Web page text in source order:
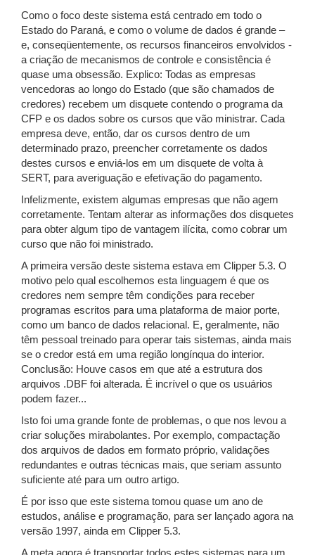
Como o foco deste sistema está centrado em todo o
Estado do Paraná, e como o volume de dados é grande –
e, conseqüentemente, os recursos financeiros envolvidos -
a criação de mecanismos de controle e consistência é
quase uma obsessão. Explico: Todas as empresas
vencedoras ao longo do Estado (que são chamados de
credores) recebem um disquete contendo o programa da
CFP e os dados sobre os cursos que vão ministrar. Cada
empresa deve, então, dar os cursos dentro de um
determinado prazo, preencher corretamente os dados
destes cursos e enviá-los em um disquete de volta à
SERT, para averiguação e efetivação do pagamento.
Infelizmente, existem algumas empresas que não agem
corretamente. Tentam alterar as informações dos disquetes
para obter algum tipo de vantagem ilícita, como cobrar um
curso que não foi ministrado.
A primeira versão deste sistema estava em Clipper 5.3. O
motivo pelo qual escolhemos esta linguagem é que os
credores nem sempre têm condições para receber
programas escritos para uma plataforma de maior porte,
como um banco de dados relacional. E, geralmente, não
têm pessoal treinado para operar tais sistemas, ainda mais
se o credor está em uma região longínqua do interior.
Conclusão: Houve casos em que até a estrutura dos
arquivos .DBF foi alterada. É incrível o que os usuários
podem fazer...
Isto foi uma grande fonte de problemas, o que nos levou a
criar soluções mirabolantes. Por exemplo, compactação
dos arquivos de dados em formato próprio, validações
redundantes e outras técnicas mais, que seriam assunto
suficiente até para um outro artigo.
É por isso que este sistema tomou quase um ano de
estudos, análise e programação, para ser lançado agora na
versão 1997, ainda em Clipper 5.3.